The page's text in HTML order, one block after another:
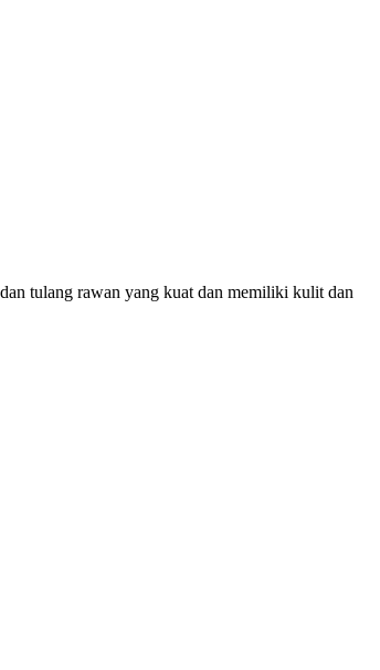
tulang rawan yang kuat dan memiliki kulit dan